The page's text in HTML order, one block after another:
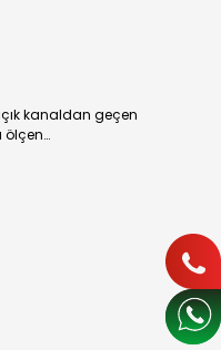
kanaldan geçen
ölçen…